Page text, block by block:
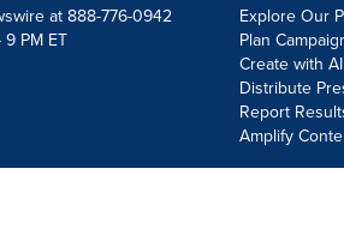
at 888-776-0942
PM ET
Explore Our
Plan
Create with AI
Distribute
Report
Amplify